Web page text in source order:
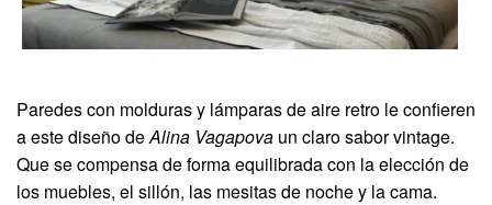
Paredes con molduras y lámparas de aire retro le confieren
a este diseño deAlina Vagapova un claro sabor vintage.
Que se compensa de forma equilibrada con la elección de
los muebles, el sillón, las mesitas de noche y la cama.